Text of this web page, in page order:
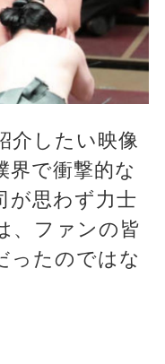
介したい映像
界で衝撃的な
が思わず力士
、ファンの皆
ったのではな